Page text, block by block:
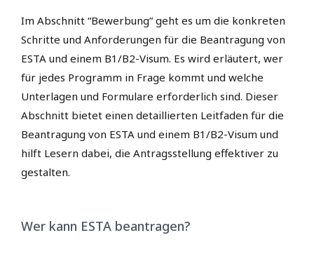
Im Abschnitt “Bewerbung” geht es um die konkreten
Schritte und Anforderungen für die Beantragung von
ESTA und einem B1/B2-Visum. Es wird erläutert, wer
für jedes Programm in Frage kommt und welche
Unterlagen und Formulare erforderlich sind. Dieser
Abschnitt bietet einen detaillierten Leitfaden für die
Beantragung von ESTA und einem B1/B2-Visum und
hilft Lesern dabei, die Antragsstellung effektiver zu
gestalten.
Wer kann ESTA beantragen?